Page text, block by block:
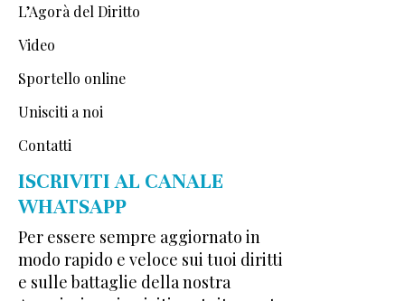
L’Agorà del Diritto
Video
Sportello online
Unisciti a noi
Contatti
ISCRIVITI AL CANALE
WHATSAPP
Per essere sempre aggiornato in
modo rapido e veloce sui tuoi diritti
e sulle battaglie della nostra